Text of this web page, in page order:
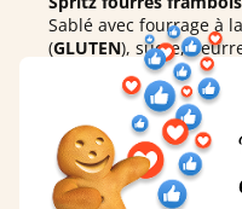
Sablé avec fourrage à
(GLUTEN), sucre,
eau, framboise (3,3%),
vanille, arôme,
carbonate acide de